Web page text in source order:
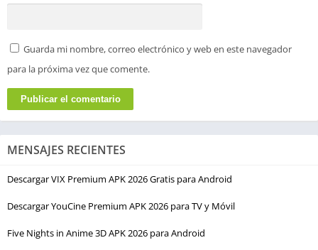
Guarda mi nombre, correo electrónico y web en este navegador
para la próxima vez que comente.
MENSAJES RECIENTES
Descargar VIX Premium APK 2026 Gratis para Android
Descargar YouCine Premium APK 2026 para TV y Móvil
Five Nights in Anime 3D APK 2026 para Android